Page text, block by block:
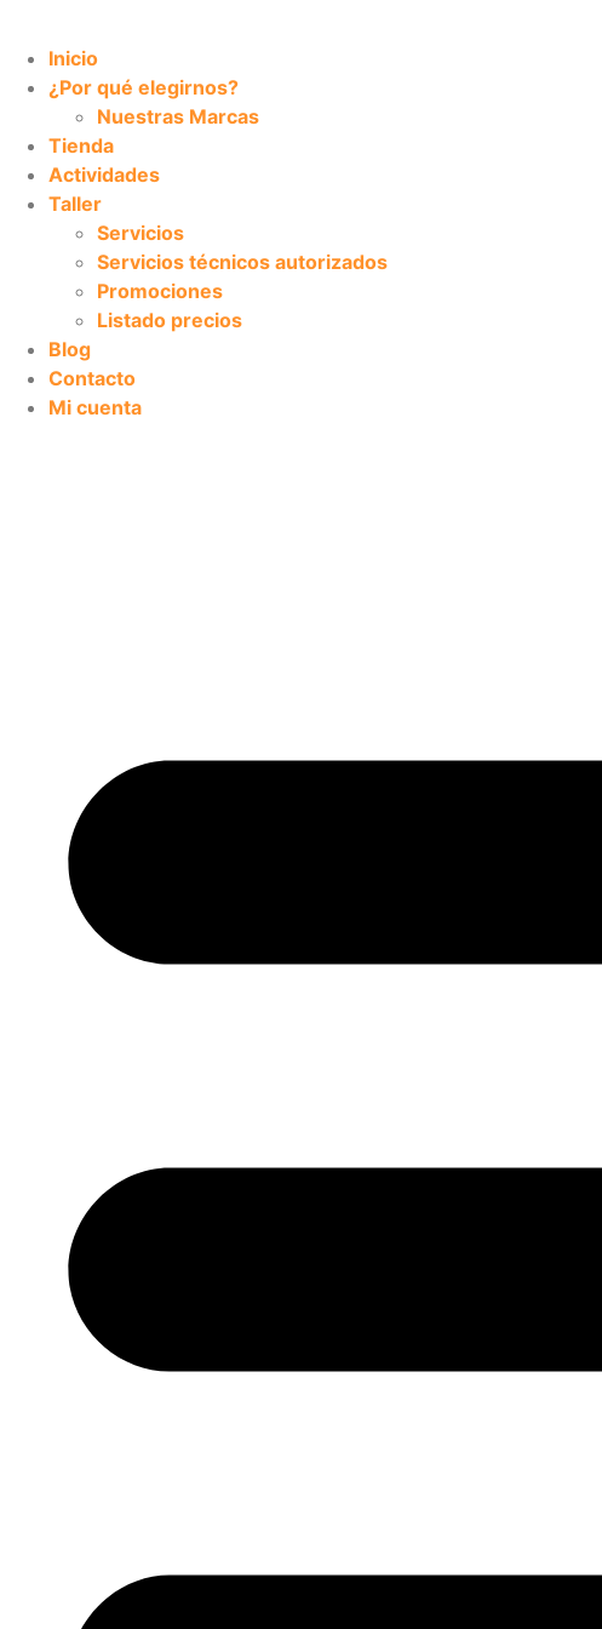
Inicio
¿Por qué elegirnos?
Nuestras Marcas
Tienda
Actividades
Taller
Servicios
Servicios técnicos autorizados
Promociones
Listado precios
Blog
Contacto
Mi cuenta